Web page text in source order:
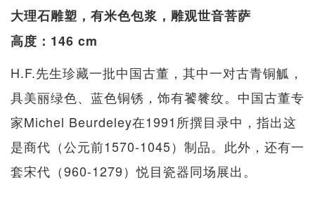
大理石雕塑，有米色包浆，雕观世音菩萨
高度：146 cm
H.F.先生珍藏一批中国古董，其中一对古青铜觚，
具美丽绿色、蓝色铜锈，饰有饕餮纹。中国古董专
家Michel Beurdeley在1991所撰目录中，指出这
是商代（公元前1570-1045）制品。此外，还有一
套宋代（960-1279）悦目瓷器同场展出。